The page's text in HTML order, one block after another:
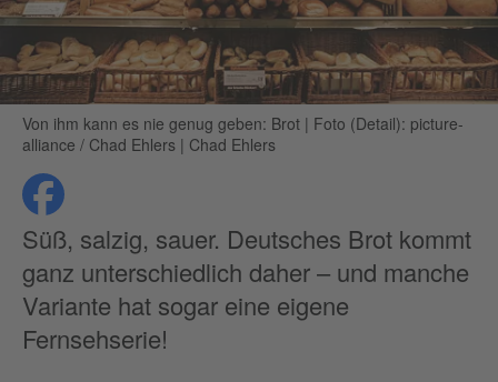
Von ihm kann es nie genug geben: Brot | Foto (Detail): picture-
alliance / Chad Ehlers | Chad Ehlers
teilen
Süß, salzig, sauer. Deutsches Brot kommt
ganz unterschiedlich daher – und manche
Variante hat sogar eine eigene
Fernsehserie!